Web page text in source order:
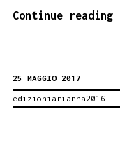
Continue reading
25 MAGGIO 2017
edizioniarianna2016